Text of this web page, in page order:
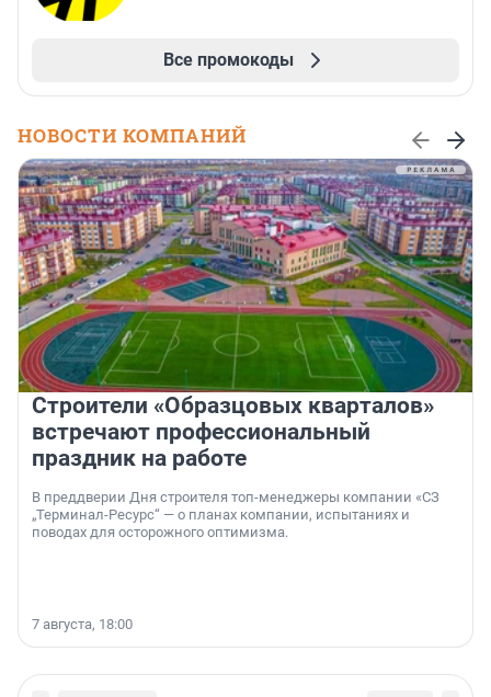
Все промокоды
НОВОСТИ КОМПАНИЙ
Строители «Образцовых кварталов»
встречают профессиональный
праздник на работе
В преддверии Дня строителя топ-менеджеры компании «СЗ
„Терминал-Ресурс“ — о планах компании, испытаниях и
поводах для осторожного оптимизма.
7 августа, 18:00